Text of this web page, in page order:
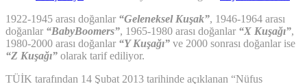
1922-1945 arası doğanlar “Geleneksel Kuşak”, 1946-1964 arası
doğanlar “BabyBoomers”, 1965-1980 arası doğanlar “X Kuşağı”,
1980-2000 arası doğanlar “Y Kuşağı” ve 2000 sonrası doğanlar ise
“Z Kuşağı” olarak tarif ediliyor.
TÜİK tarafından 14 Şubat 2013 tarihinde açıklanan “Nüfus